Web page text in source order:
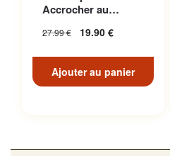
Accrocher au
Inoxydable
27.99€ 19.90 €
Ajouter au panier